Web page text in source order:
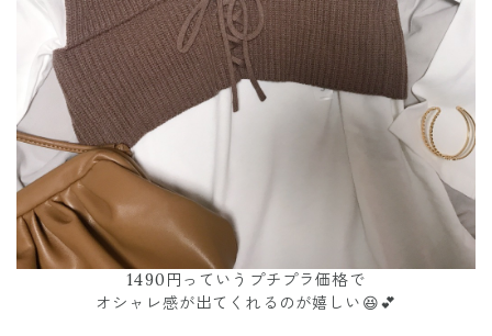
1490円っていうプチプラ価格で
オシャレ感が出てくれるのが嬉しい😆💕